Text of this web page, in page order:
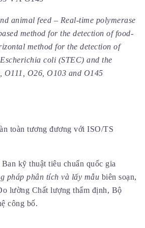
animal feed – Real-time polymerase
method for the detection of food-
method for the detection of
coli (STEC) and the
O111, O26, O103 and O145
toàn tương đương với ISO/TS
kỹ thuật tiêu chuẩn quốc gia
pháp phân tích và lấy mẫu biên soạn,
lường Chất lượng thẩm định, Bộ
công bố.